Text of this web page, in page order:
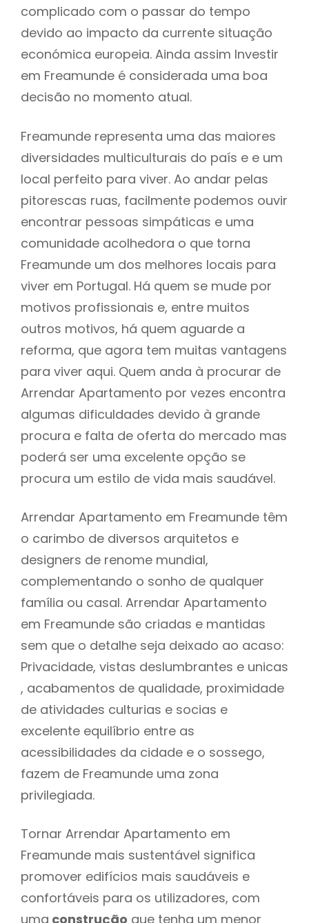
complicado com o passar do tempo
devido ao impacto da currente situação
económica europeia. Ainda assim Investir
em Freamunde é considerada uma boa
decisão no momento atual.
Freamunde representa uma das maiores
diversidades multiculturais do país e e um
local perfeito para viver. Ao andar pelas
pitorescas ruas, facilmente podemos ouvir
encontrar pessoas simpáticas e uma
comunidade acolhedora o que torna
Freamunde um dos melhores locais para
viver em Portugal. Há quem se mude por
motivos profissionais e, entre muitos
outros motivos, há quem aguarde a
reforma, que agora tem muitas vantagens
para viver aqui. Quem anda à procurar de
Arrendar Apartamento por vezes encontra
algumas dificuldades devido à grande
procura e falta de oferta do mercado mas
poderá ser uma excelente opção se
procura um estilo de vida mais saudável.
Arrendar Apartamento em Freamunde têm
o carimbo de diversos arquitetos e
designers de renome mundial,
complementando o sonho de qualquer
família ou casal. Arrendar Apartamento
em Freamunde são criadas e mantidas
sem que o detalhe seja deixado ao acaso:
Privacidade, vistas deslumbrantes e unicas
, acabamentos de qualidade, proximidade
de atividades culturias e socias e
excelente equilíbrio entre as
acessibilidades da cidade e o sossego,
fazem de Freamunde uma zona
privilegiada.
Tornar Arrendar Apartamento em
Freamunde mais sustentável significa
promover edifícios mais saudáveis e
confortáveis para os utilizadores, com
uma construção que tenha um menor